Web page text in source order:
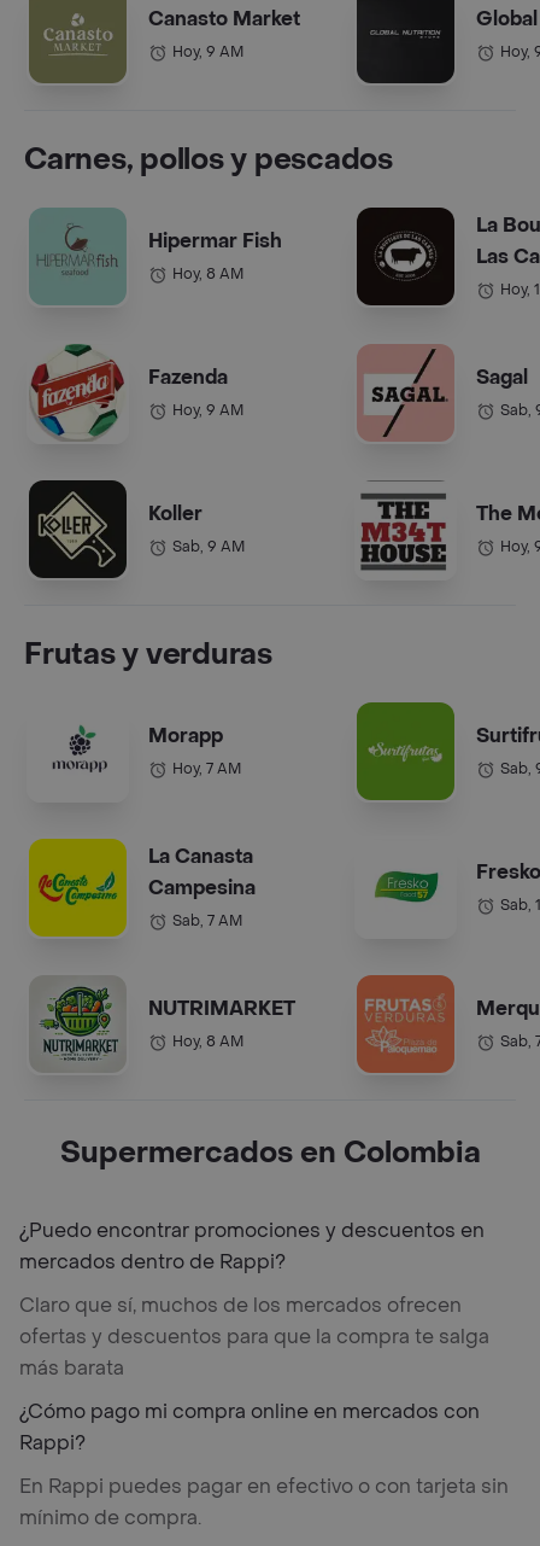
Canasto Market
Hoy, 9 AM Hoy,
Carnes, pollos y pescados
Hipermar Fish
Hoy, 8 AM
Fazenda
Hoy, 9 AM
Koller
Sab, 9 AM
La
Las
Hoy,
Sagal
Sab,
The
Hoy,
Frutas y verduras
Morapp
Hoy, 7 AM
La Canasta
Campesina
Sab, 7 AM
NUTRIMARKET
Hoy, 8 AM
Sab,
Sab,
Sab,
Supermercados en Colombia
¿Puedo encontrar promociones y descuentos en
mercados dentro de Rappi?
Claro que sí, muchos de los mercados ofrecen
ofertas y descuentos para que la compra te salga
más barata
¿Cómo pago mi compra online en mercados con
Rappi?
En Rappi puedes pagar en efectivo o con tarjeta sin
mínimo de compra.